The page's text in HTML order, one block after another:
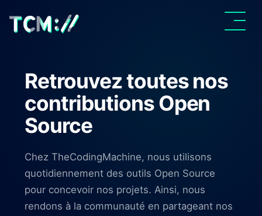
Retrouvez toutes nos
contributions Open
Source
Chez TheCodingMachine, nous utilisons
quotidiennement des outils Open Source
pour concevoir nos projets. Ainsi, nous
rendons à la communauté en partageant nos